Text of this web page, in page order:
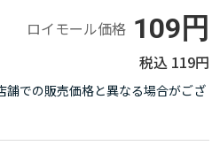
ロイモール価格 109円
119円
舗での販売価格と異なる場合がござ